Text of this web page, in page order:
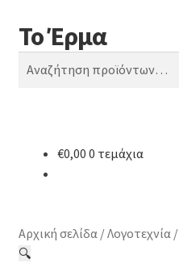
Απευθείας
μετάβαση
στην
Μετάβαση
σε
περιεχόμενο
Το Έρμα
Αναζήτηση
Αναζήτηση
Κατηγορίες Βιβλίων
€0,00 0 τεμάχια
Αρχική σελίδα/Λογοτεχνία/
🔍